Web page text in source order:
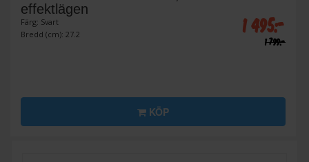
effektlägen
Färg: Svart
Bredd (cm): 27.2
1 495:-
1 799:-
KÖP